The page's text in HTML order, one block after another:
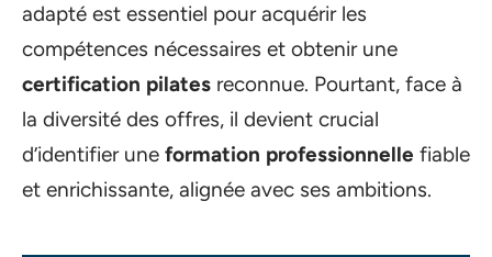
adapté est essentiel pour acquérir les
compétences nécessaires et obtenir une
certification pilates reconnue. Pourtant, face à
la diversité des offres, il devient crucial
d’identifier une formation professionnelle fiable
et enrichissante, alignée avec ses ambitions.